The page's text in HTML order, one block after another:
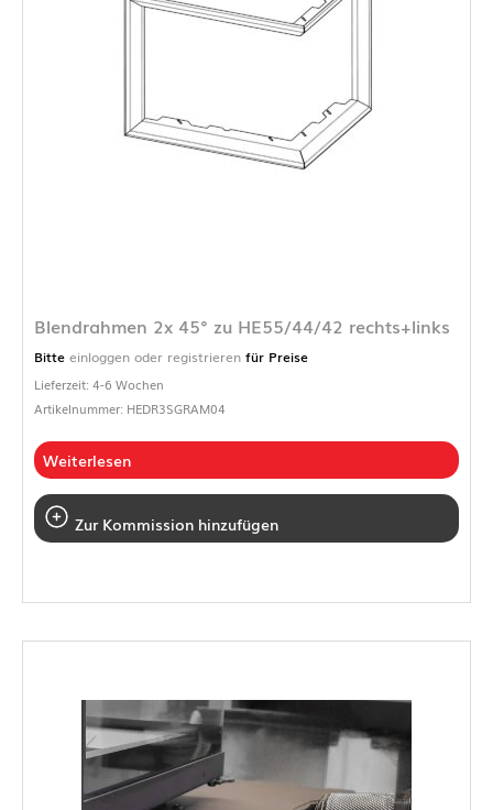
Blendrahmen 2x 45° zu HE55/44/42 rechts+links
Bitte einloggen oder registrieren für Preise
Lieferzeit: 4-6 Wochen
Artikelnummer: HEDR3SGRAM04
Weiterlesen
Zur Kommission hinzufügen